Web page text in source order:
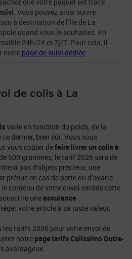
. Vous pouvez ainsi suivre
à destination de l’Île de La
quand vous le souhaitez. En
24h/24 et 7j/7. Pour cela, il
notre page de suivi dédiée.
de colis à La
varie en fonction du poids, de la
dernier, bien sûr. Vous vous
vous coûter defaire livrer un colis à
500 grammes, le tarif 2026 sera de
pas d’objets précieux, une
prévue en cas de perte ou d’avarie.
contenu de votre envoi excède cette
uneassurance
votre article à sa juste valeur.
les tarifs 2026 pour votre envoi de
notre page tarifs Colissimo Outre-
avantageux.